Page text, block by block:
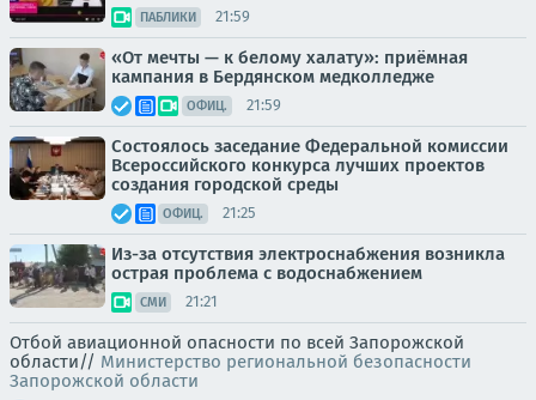
ПАБЛИКИ 21:59
«От мечты — к белому халату»: приёмная
кампания в Бердянском медколледже
ОФИЦ. 21:59
Состоялось заседание Федеральной комиссии
Всероссийского конкурса лучших проектов
создания городской среды
ОФИЦ. 21:25
Из-за отсутствия электроснабжения возникла
острая проблема с водоснабжением
СМИ 21:21
Отбой авиационной опасности по всей Запорожской
области// Министерство региональной безопасности
Запорожской области